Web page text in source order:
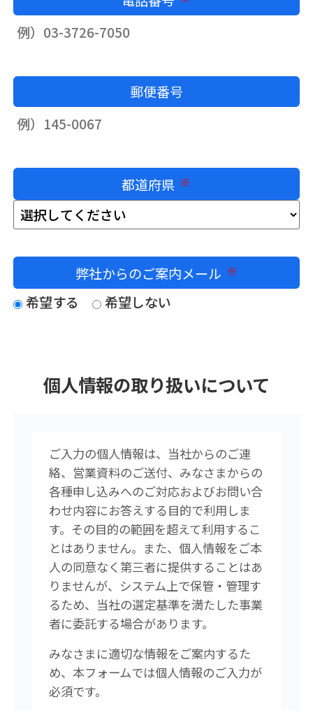
郵便番号
都道府県
弊社からのご案内メール
希望する 希望しない
個人情報の取り扱いについて
ご入力の個人情報は、当社からのご連
絡、営業資料のご送付、みなさまからの
各種申し込みへのご対応およびお問い合
わせ内容にお答えする目的で利用しま
す。その目的の範囲を超えて利用するこ
とはありません。また、個人情報をご本
人の同意なく第三者に提供することはあ
りませんが、システム上で保管・管理す
るため、当社の選定基準を満たした事業
者に委託する場合があります。
みなさまに適切な情報をご案内するた
め、本フォームでは個人情報のご入力が
必須です。